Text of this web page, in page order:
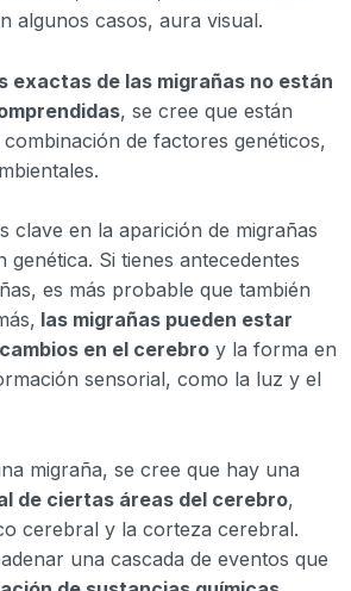
algunos casos, aura visual.
exactas de las migrañas no están
, se cree que están
de factores genéticos,
clave en la aparición de migrañas
genética. Si tienes antecedentes
es más probable que también
las migrañas pueden estar
en el cerebro y la forma en
sensorial, como la luz y el
migraña, se cree que hay una
de ciertas áreas del cerebro,
cerebral y la corteza cerebral.
una cascada de eventos que